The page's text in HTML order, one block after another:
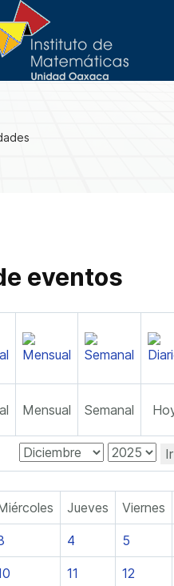
eventos
Mensual Semanal
Jueves Viernes
4 5
11 12